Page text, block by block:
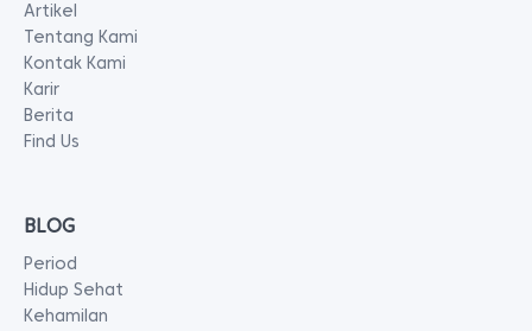
Artikel
Tentang Kami
Kontak Kami
Karir
Berita
Find Us
BLOG
Period
Hidup Sehat
Kehamilan